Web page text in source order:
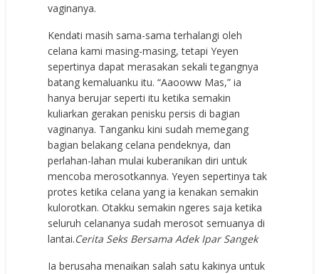
vaginanya.
Kendati masih sama-sama terhalangi oleh
celana kami masing-masing, tetapi Yeyen
sepertinya dapat merasakan sekali tegangnya
batang kemaluanku itu. “Aaooww Mas,” ia
hanya berujar seperti itu ketika semakin
kuliarkan gerakan penisku persis di bagian
vaginanya. Tanganku kini sudah memegang
bagian belakang celana pendeknya, dan
perlahan-lahan mulai kuberanikan diri untuk
mencoba merosotkannya. Yeyen sepertinya tak
protes ketika celana yang ia kenakan semakin
kulorotkan. Otakku semakin ngeres saja ketika
seluruh celananya sudah merosot semuanya di
lantai.Cerita Seks Bersama Adek Ipar Sangek
Ia berusaha menaikan salah satu kakinya untuk